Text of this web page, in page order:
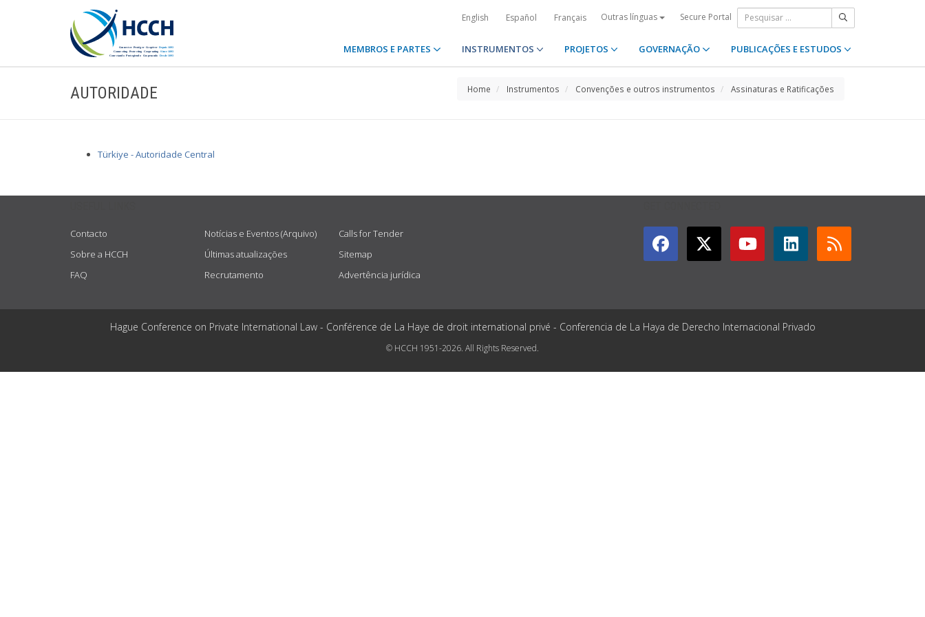
English Español Français Outras línguas Secure Portal
MEMBROS E PARTES INSTRUMENTOS PROJETOS GOVERNAÇÃO PUBLICAÇÕES E ESTUDOS
AUTORIDADE Home Instrumentos Convenções e outros instrumentos Assinaturas e Ratificações
Türkiye - Autoridade Central
Contacto
Sobre a HCCH
FAQ
Notícias e Eventos (Arquivo)
Últimas atualizações
Recrutamento
Calls for Tender
Sitemap
Advertência jurídica
Hague Conference on Private International Law - Conférence de La Haye de droit international privé - Conferencia de La Haya de Derecho Internacional Privado
© HCCH 1951-2026. All Rights Reserved.